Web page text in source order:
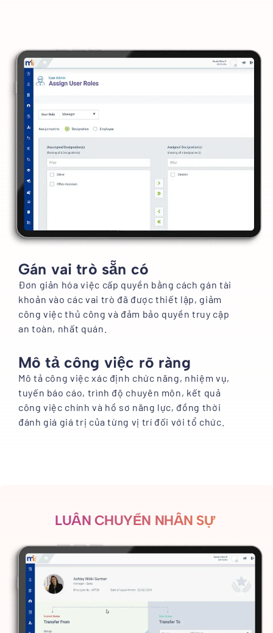
Gán vai trò sẵn có
Đơn giản hóa việc cấp quyền bằng cách gán tài
khoản vào các vai trò đã được thiết lập, giảm
công việc thủ công và đảm bảo quyền truy cập
an toàn, nhất quán.
Mô tả công việc rõ ràng
Mô tả công việc xác định chức năng, nhiệm vụ,
tuyến báo cáo, trình độ chuyên môn, kết quả
công việc chính và hồ sơ năng lực, đồng thời
đánh giá giá trị của từng vị trí đối với tổ chức.
LUÂN CHUYỂN NHÂN SỰ